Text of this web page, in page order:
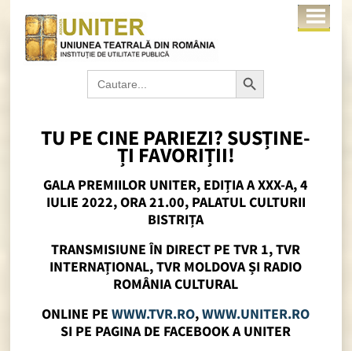
Search
for:
Search Button
TU PE CINE PARIEZI? SUSȚINE-
ȚI FAVORIȚII!
GALA PREMIILOR UNITER, EDIȚIA A XXX-A, 4
IULIE 2022, ORA 21.00, PALATUL CULTURII
BISTRIȚA
TRANSMISIUNE ÎN DIRECT PE TVR 1, TVR
INTERNAȚIONAL, TVR MOLDOVA ȘI RADIO
ROMÂNIA CULTURAL
ONLINE PEWWW.TVR.RO,WWW.UNITER.RO
SI PE PAGINA DE FACEBOOK A UNITER